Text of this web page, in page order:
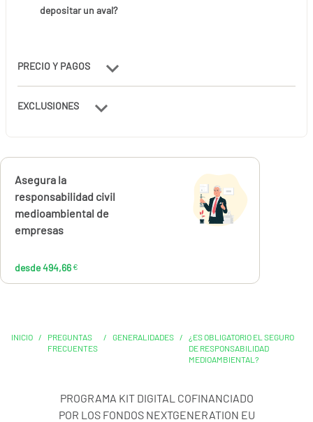
depositar un aval?
PRECIO Y PAGOS
EXCLUSIONES
Calcúlalo ahora
Asegura la
responsabilidad civil
medioambiental de
empresas
desde 494,66 €
494,66€
INICIO /
PREGUNTAS
FRECUENTES
/ GENERALIDADES /
¿ES OBLIGATORIO EL SEGURO
DE RESPONSABILIDAD
MEDIOAMBIENTAL?
PROGRAMA KIT DIGITAL COFINANCIADO
POR LOS FONDOS NEXTGENERATION EU